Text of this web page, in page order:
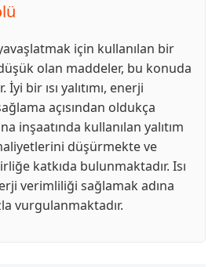
yavaşlatmak için kullanılan bir
olan maddeler, bu konuda
bir ısı yalıtımı, enerji
açısından oldukça
inşaatında kullanılan yalıtım
düşürmekte ve
katkıda bulunmaktadır. Isı
verimliliği sağlamak adına
vurgulanmaktadır.